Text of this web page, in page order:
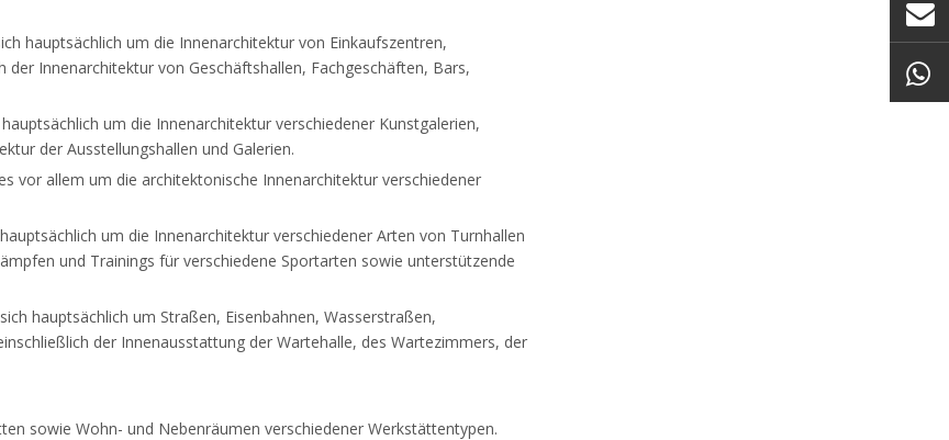
hauptsächlich um die Innenarchitektur von Einkaufszentren,
Innenarchitektur von Geschäftshallen, Fachgeschäften, Bars,
um die Innenarchitektur verschiedener Kunstgalerien,
der Ausstellungshallen und Galerien.
vor allem um die architektonische Innenarchitektur verschiedener
um die Innenarchitektur verschiedener Arten von Turnhallen
und Trainings für verschiedene Sportarten sowie unterstützende
hauptsächlich um Straßen, Eisenbahnen, Wasserstraßen,
der Innenausstattung der Wartehalle, des Wartezimmers, der
sowie Wohn- und Nebenräumen verschiedener Werkstättentypen.